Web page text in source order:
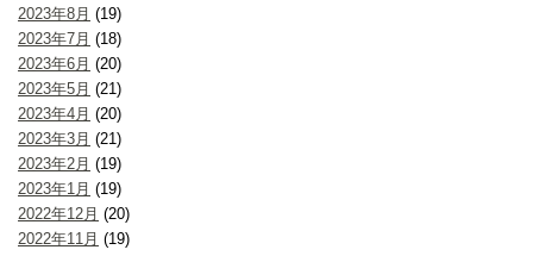
2023年8月 (19)
2023年7月 (18)
2023年6月 (20)
2023年5月 (21)
2023年4月 (20)
2023年3月 (21)
2023年2月 (19)
2023年1月 (19)
2022年12月 (20)
2022年11月 (19)